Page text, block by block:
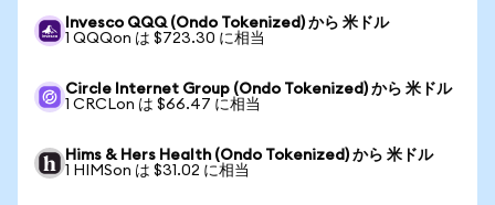
Invesco QQQ (Ondo Tokenized) から 米ドル
1 QQQon は $723.30 に相当
Circle Internet Group (Ondo Tokenized) から 米ドル
1 CRCLon は $66.47 に相当
Hims & Hers Health (Ondo Tokenized) から 米ドル
1 HIMSon は $31.02 に相当